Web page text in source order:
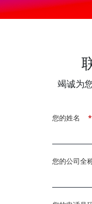
竭诚为
*
您的姓名
您的公司全